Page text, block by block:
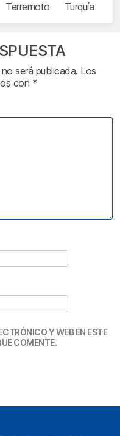
Terremoto Turquía
será publicada. Los
con *
Y WEB EN ESTE
COMENTE.